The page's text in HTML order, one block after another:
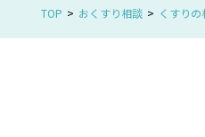
TOP おくすり相談 くすりの